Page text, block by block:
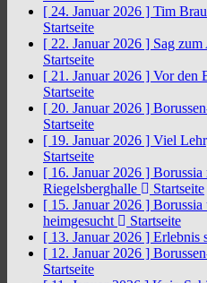
[ 24. Januar 2026 ] Tim
Startseite
[ 22. Januar 2026 ] Sag zum
Startseite
[ 21. Januar 2026 ] Vor den
Startseite
[ 20. Januar 2026 ]
Startseite
[ 19. Januar 2026 ] Viel
Startseite
[ 16. Januar 2026 ] Borussia
Riegelsberghalle
Startseite
[ 15. Januar 2026 ] Borussia
heimgesucht
Startseite
[ 13. Januar 2026 ] Erlebnis
[ 12. Januar 2026 ]
Startseite